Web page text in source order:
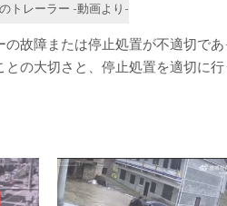
トレーラー -動画より-
の故障または停止処置が不適切で
との大切さと、停止処置を適切に